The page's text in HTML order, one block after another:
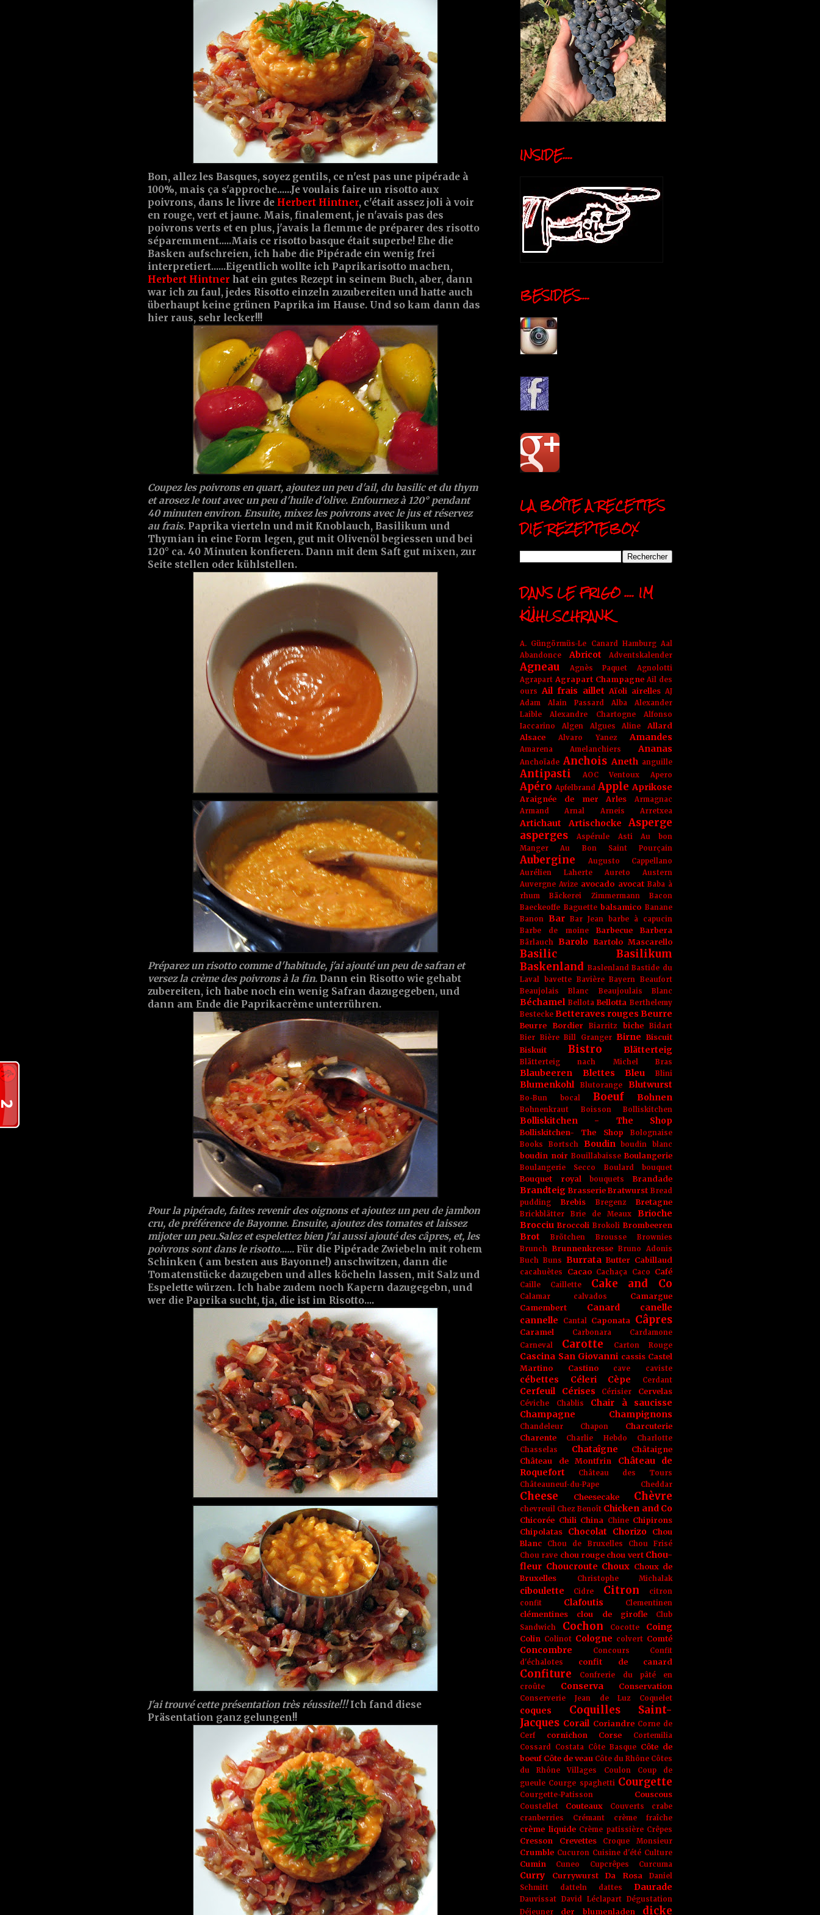
Bon, allez les Basques, soyez gentils, ce n'est pas une pipérade à
100%, mais ça s'approche......Je voulais faire un risotto aux
poivrons, dans le livre de Herbert Hintner, c'était assez joli à voir
en rouge, vert et jaune. Mais, finalement, je n'avais pas des
poivrons verts et en plus, j'avais la flemme de préparer des risotto
séparemment.....Mais ce risotto basque était superbe! Ehe die
Basken aufschreien, ich habe die Pipérade ein wenig frei
interpretiert......Eigentlich wollte ich Paprikarisotto machen,
Herbert Hintner hat ein gutes Rezept in seinem Buch, aber, dann
war ich zu faul, jedes Risotto einzeln zuzubereiten und hatte auch
überhaupt keine grünen Paprika im Hause. Und so kam dann das
hier raus, sehr lecker!!!
Coupez les poivrons en quart, ajoutez un peu d'ail, du basilic et du thym
et arosez le tout avec un peu d'huile d'olive. Enfournez à 120° pendant
40 minuten environ. Ensuite, mixez les poivrons avec le jus et réservez
au frais. Paprika vierteln und mit Knoblauch, Basilikum und
Thymian in eine Form legen, gut mit Olivenöl begiessen und bei
120° ca. 40 Minuten konfieren. Dann mit dem Saft gut mixen, zur
Seite stellen oder kühlstellen.
Préparez un risotto comme d'habitude, j'ai ajouté un peu de safran et
versez la crème des poivrons à la fin. Dann ein Risotto wie gehabt
zubereiten, ich habe noch ein wenig Safran dazugegeben, und
dann am Ende die Paprikacrème unterrühren.
Pour la pipérade, faites revenir des oignons et ajoutez un peu de jambon
cru, de préférence de Bayonne. Ensuite, ajoutez des tomates et laissez
mijoter un peu.Salez et espelettez bien J'ai aussi ajouté des câpres, et, les
poivrons sont dans le risotto...... Für die Pipérade Zwiebeln mit rohem
Schinken ( am besten aus Bayonne!) anschwitzen, dann die
Tomatenstücke dazugeben und alles köcheln lassen, mit Salz und
Espelette würzen. Ich habe zudem noch Kapern dazugegebn, und
wer die Paprika sucht, tja, die ist im Risotto....
J'ai trouvé cette présentation très réussite!!!Ich fand diese
Präsentation ganz gelungen!!
INSIDE....
BESIDES....
LA BOÎTE A RECETTES
DIE REZEPTEBOX
DANS LE FRIGO .... IM
KÜHLSCHRANK
A. Güngörmüs-Le Canard Hamburg Aal
Abandonce
Abricot Adventskalender
Agneau Agnès Paquet
Agnolotti
Agrapart Agrapart Champagne Ail des
ours Ail frais aillet Aïoli airelles AJ
Adam
Alain Passard Alba
Alexander
Laible
Alexandre Chartogne
Alfonso
Iaccarino
Algen Algues Aline
Allard
Alsace
Alvaro Yanez Amandes
Amarena Amelanchiers Ananas
Anchoïade Anchois Aneth anguille
Antipasti AOC Ventoux Apero
Apéro Apfelbrand Apple Aprikose
Araignée de mer Arles
Armagnac
Armand Arnal
Arneis Arretxea
Artichaut Artischocke
Asperge
asperges
Aspérule Asti
Au bon
Manger
Au Bon Saint Pourçain
Aubergine
Augusto Cappellano
Aurélien Laherte
Aureto
Austern
Auvergne Avize avocado avocat Baba à
rhum
Bäckerei Zimmermann
Bacon
Baeckeoffe Baguette balsamico Banane
Banon Bar Bar Jean
barbe à capucin
Barbe de moine
Barbecue Barbera
Bärlauch Barolo Bartolo Mascarello
Basilic
Basilikum
Baskenland Baslenland Bastide du
Laval
bavette Bavière Bayern Beaufort
Beaujolais Blanc
Beaujoulais Blanc
Béchamel Bellota Bellotta Berthelemy
Bestecke Betteraves rouges Beurre
Beurre Bordier Biarritz biche
Bidart
Bier Bière Bill Granger Birne
Biscuit
Biskuit
Bistro Blätterteig
Blätterteig nach Michel Bras
Blaubeeren Blettes Bleu Blini
Blumenkohl Blutorange Blutwurst
Bo-Bun bocal Boeuf Bohnen
Bohnenkraut Boisson Bolliskitchen
Bolliskitchen - The Shop
Bolliskitchen- The Shop
Bolognaise
Books
Bortsch Boudin boudin blanc
boudin noir Bouillabaisse Boulangerie
Boulangerie Secco Boulard bouquet
Bouquet royal bouquets Brandade
Brandteig Brasserie Bratwurst Bread
pudding
Brebis Bregenz Bretagne
Brickblätter Brie de Meaux
Brioche
Brocciu Broccoli Brokoli Brombeeren
Brot Brötchen Brousse
Brownies
Brunch Brunnenkresse Bruno Adonis
Buch Buns Burrata Butter Cabillaud
cacahuètes Cacao Cachaça Caco Café
Caille Caillette Cake and Co
Calamar calvados
Camargue
Camembert
Canard
canelle
cannelle
Cantal Caponata Câpres
Caramel Carbonara
Cardamone
Carneval
Carotte Carton Rouge
Cascina San Giovanni cassis Castel
Martino
Castino cave caviste
cébettes Céleri Cèpe Cerdant
Cerfeuil Cérises Cérisier Cervelas
Céviche Chablis
Chair à saucisse
Champagne
Champignons
Chandeleur Chapon
Charcuterie
Charente
Charlie Hebdo
Charlotte
Chasselas
Chataîgne
Châtaigne
Château de Montfrin
Château de
Roquefort
Château des Tours
Châteauneuf-du-Pape
Cheddar
Cheese Cheesecake Chèvre
chevreuil Chez Benoît Chicken and Co
Chicorée Chili China Chine Chipirons
Chipolatas
Chocolat Chorizo
Chou
Blanc
Chou de Bruxelles
Chou Frisé
Chou rave chou rouge chou vert Chou-
fleur Choucroute Choux Choux de
Bruxelles
Christophe Michalak
ciboulette Cidre Citron
citron
confit
Clafoutis Clementinen
clémentines clou de girofle
Club
Sandwich
Cochon Cocotte Coing
Colin Colinot Cologne colvert Comté
Concombre Concours
Confit
d'échalotes
confit de canard
Confiture
Confrerie du pâté en
croûte
Conserva Conservation
Conserverie Jean de Luz Coquelet
coques
Coquilles Saint-
Jacques Corail Coriandre Corne de
Cerf
cornichon Corse
Cortemilia
Cossard Costata Côte Basque Côte de
boeuf Côte de veau Côte du Rhône Côtes
du Rhône Villages
Coulon
Coup de
gueule Courge spaghetti Courgette
Courgette-Patisson Couscous
Coustellet Couteaux Couverts
crabe
cranberries
Crémant crème fraîche
crème liquide Crème patissière Crêpes
Cresson Crevettes Croque Monsieur
Crumble Cucuron Cuisine d'été Culture
Cumin Cuneo Cupcrêpes Curcuma
Curry Currywurst Da Rosa
Daniel
Schmitt
datteln dattes Daurade
Dauvissat David Léclapart Dégustation
Déjeuner
der blumenladen dicke